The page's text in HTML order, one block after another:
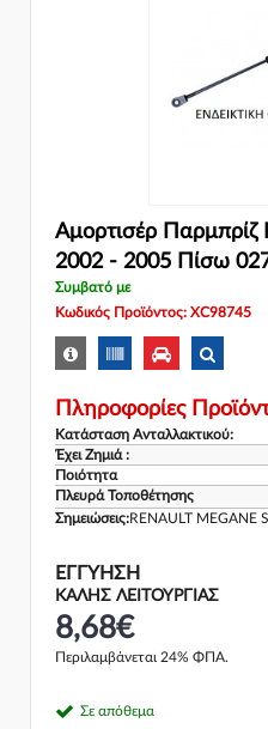
Αμορτισέρ Παρμπρίζ
2002 - 2005 Πίσω
Συμβατό με
Κωδικός Προϊόντος: XC98745
Πληροφορίες
Κατάσταση Ανταλλακτικού:
Έχει Ζημιά :
Ποιότητα
Πλευρά Τοποθέτησης
Σημειώσεις:RENAULT
ΕΓΓΎΗΣΗ
ΚΑΛΗΣ ΛΕΙΤΟΥΡΓΙΑΣ
8,68€
Περιλαμβάνεται 24% ΦΠΑ.
Σε απόθεμα